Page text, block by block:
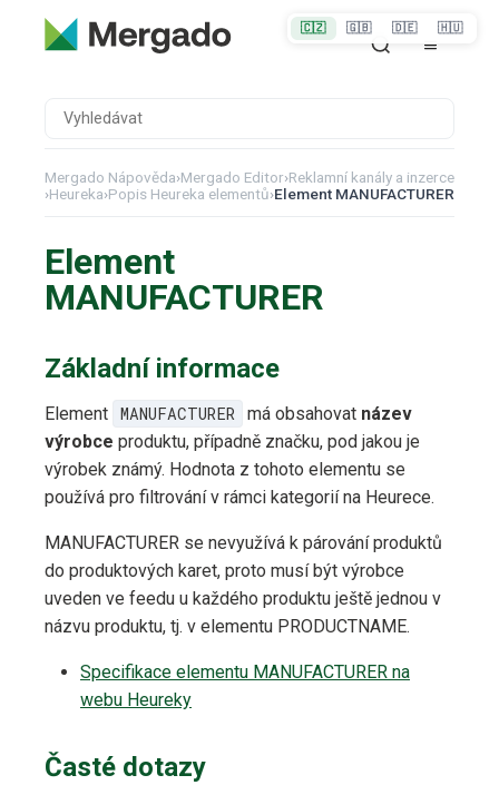
Mergado Nápověda›Mergado Editor›Reklamní kanály a inzerce
›Heureka›Popis Heureka elementů›Element MANUFACTURER
Element
MANUFACTURER
Základní informace
Element MANUFACTURER má obsahovat název
výrobce produktu, případně značku, pod jakou je
výrobek známý. Hodnota z tohoto elementu se
používá pro filtrování v rámci kategorií na Heurece.
MANUFACTURER se nevyužívá k párování produktů
do produktových karet, proto musí být výrobce
uveden ve feedu u každého produktu ještě jednou v
názvu produktu, tj. v elementu PRODUCTNAME.
Specifikace elementu MANUFACTURER na
webu Heureky
Časté dotazy
🇨🇿 🇬🇧 🇩🇪 🇭🇺